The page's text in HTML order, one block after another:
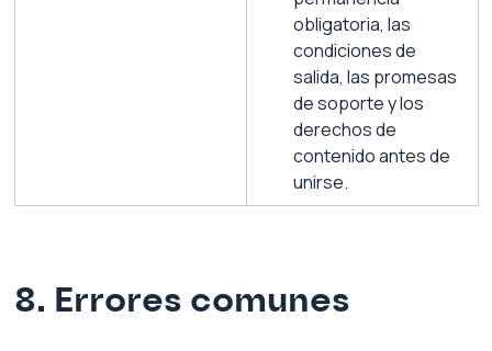
obligatoria, las
condiciones de
salida, las promesas
de soporte y los
derechos de
contenido antes de
unirse.
8. Errores comunes